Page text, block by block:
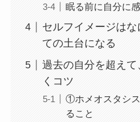
眠る前に自分に
セルフイメージは
ての土台になる
過去の自分を超え
くコツ
①ホメオスタシ
ること